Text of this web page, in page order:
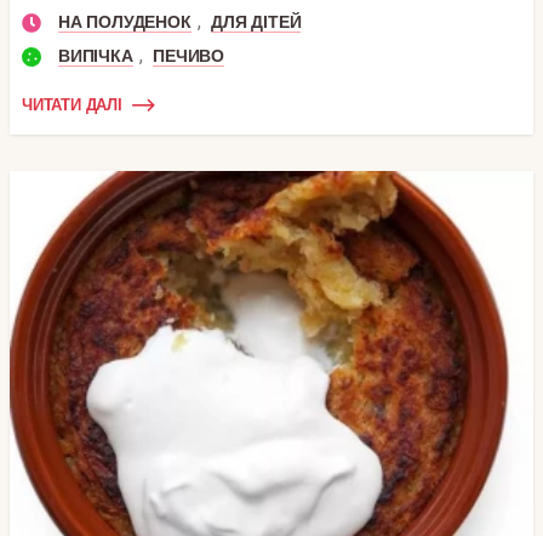
НА ПОЛУДЕНОК , ДЛЯ ДІТЕЙ
ВИПІЧКА , ПЕЧИВО
ЧИТАТИ ДАЛІ